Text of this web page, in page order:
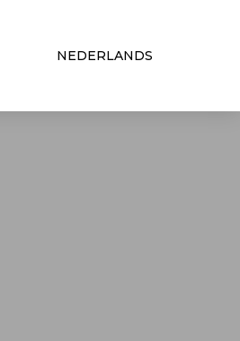
NEDERLANDS